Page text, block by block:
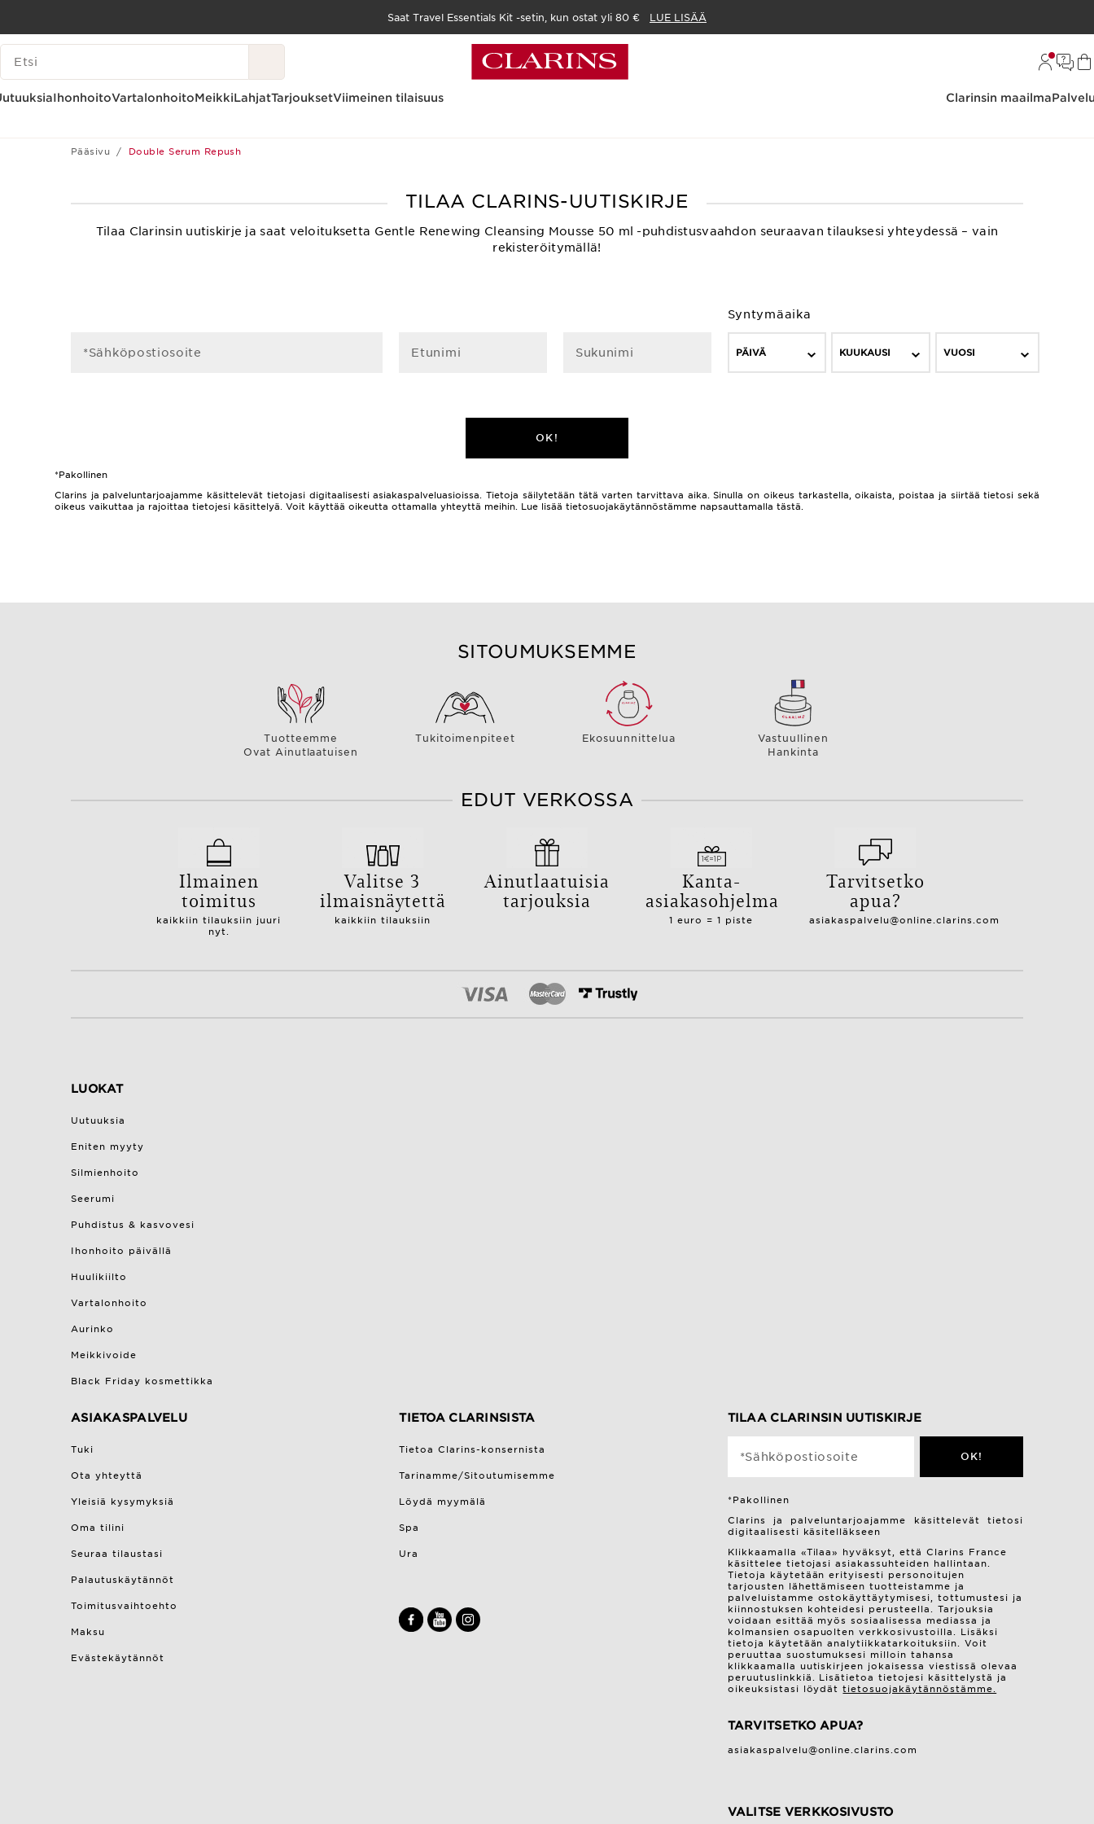
Saat Travel Essentials Kit -setin, kun ostat yli 80 € LUE LISÄÄ
HAKUHISTORIA
IhonhoitoVartalonhoitoMeikkiLahjatTarjouksetViimeinen tilaisuus Clarinsin maailma
Pääsivu Double Serum Repush
TILAA CLARINS-UUTISKIRJE
Tilaa Clarinsin uutiskirje ja saat veloituksetta Gentle Renewing Cleansing Mousse 50 ml -puhdistusvaahdon seuraavan tilauksesi yhteydessä – vain
rekisteröitymällä!
*Sähköpostiosoite Etunimi Sukunimi
Syntymäaika
PÄIVÄ KUUKAUSI VUOSI
OK!
*Pakollinen
Clarins ja palveluntarjoajamme käsittelevät tietojasi digitaalisesti asiakaspalveluasioissa. Tietoja säilytetään tätä varten tarvittava aika. Sinulla on oikeus tarkastella, oikaista, poistaa ja siirtää tietosi sekä
oikeus vaikuttaa ja rajoittaa tietojesi käsittelyä. Voit käyttää oikeutta ottamalla yhteyttä meihin. Lue lisää tietosuojakäytännöstämme napsauttamalla tästä.
SITOUMUKSEMME
Tuotteemme
Ovat Ainutlaatuisen
Tukitoimenpiteet Ekosuunnittelua
Vastuullinen
Hankinta
EDUT VERKOSSA
Ilmainen
toimitus
kaikkiin tilauksiin juuri
nyt.
Valitse 3
ilmaisnäytettä
kaikkiin tilauksiin
Ainutlaatuisia
tarjouksia
Kanta-
asiakasohjelma
1 euro = 1 piste
Tarvitsetko
apua?
asiakaspalvelu@online.clarins.com
LUOKAT
Uutuuksia
Eniten myyty
Silmienhoito
Seerumi
Puhdistus & kasvovesi
Ihonhoito päivällä
Huulikiilto
Vartalonhoito
Aurinko
Meikkivoide
Black Friday kosmettikka
ASIAKASPALVELU
Tuki
Ota yhteyttä
Yleisiä kysymyksiä
Oma tilini
Seuraa tilaustasi
Palautuskäytännöt
Toimitusvaihtoehto
Maksu
Evästekäytännöt
TIETOA CLARINSISTA
Tietoa Clarins-konsernista
Tarinamme/Sitoutumisemme
Löydä myymälä
Spa
Ura
TILAA CLARINSIN UUTISKIRJE
*Sähköpostiosoite OK!
*Pakollinen
Clarins ja palveluntarjoajamme käsittelevät tietosi
digitaalisesti käsitelläkseen
Klikkaamalla «Tilaa» hyväksyt, että Clarins France
käsittelee tietojasi asiakassuhteiden hallintaan.
Tietoja käytetään erityisesti personoitujen
tarjousten lähettämiseen tuotteistamme ja
palveluistamme ostokäyttäytymisesi, tottumustesi ja
kiinnostuksen kohteidesi perusteella. Tarjouksia
voidaan esittää myös sosiaalisessa mediassa ja
kolmansien osapuolten verkkosivustoilla. Lisäksi
tietoja käytetään analytiikkatarkoituksiin. Voit
peruuttaa suostumuksesi milloin tahansa
klikkaamalla uutiskirjeen jokaisessa viestissä olevaa
peruutuslinkkiä. Lisätietoa tietojesi käsittelystä ja
oikeuksistasi löydättietosuojakäytännöstämme.
TARVITSETKO APUA?
asiakaspalvelu@online.clarins.com
VALITSE VERKKOSIVUSTO